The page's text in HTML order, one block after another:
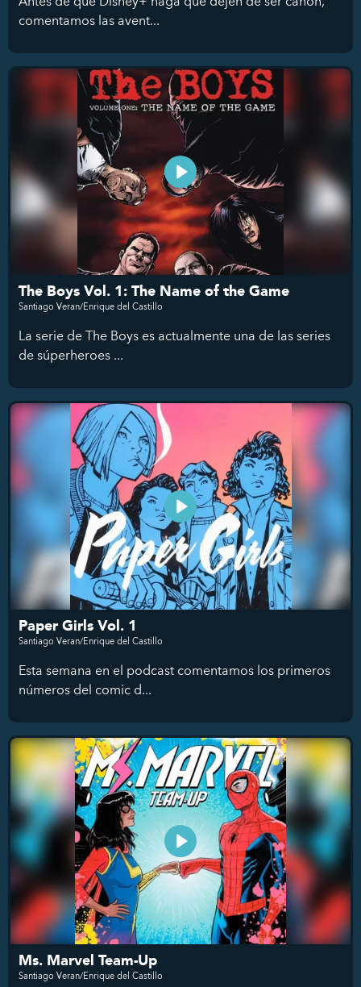
comentamos las avent...
The Boys Vol. 1: The Name of the Game
Santiago Veran/Enrique del Castillo
La serie de The Boys es actualmente una de las series
de súperheroes ...
Paper Girls Vol. 1
Santiago Veran/Enrique del Castillo
Esta semana en el podcast comentamos los primeros
números del comic d...
Ms. Marvel Team-Up
Santiago Veran/Enrique del Castillo